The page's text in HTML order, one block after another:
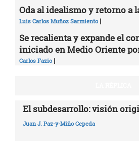
Oda al idealismo y retorno a
Luis Carlos Muñoz Sarmiento |
Se recalienta y expande el
iniciado en Medio Oriente
Carlos Fazio |
El subdesarrollo: visión
Juan J. Paz-y-Miño Cepeda